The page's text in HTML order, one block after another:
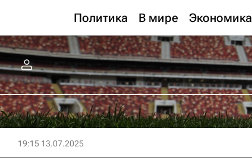
Политика В мире Экономика
19:15 13.07.2025